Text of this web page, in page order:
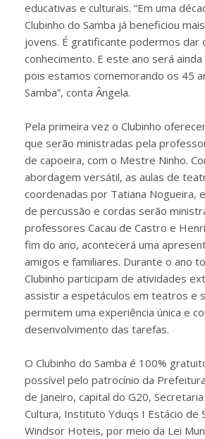
educativas e culturais. “Em uma
Clubinho do Samba já beneficiou
jovens. É gratificante podermos dar
conhecimento. E este ano será
pois estamos comemorando os 45
Samba”, conta Ângela.
Pela primeira vez o Clubinho
que serão ministradas pela
de capoeira, com o Mestre Ninho.
abordagem versátil, as aulas de
coordenadas por Tatiana Nogueira,
de percussão e cordas serão
professores Cacau de Castro e
fim do ano, acontecerá uma
amigos e familiares. Durante o ano
Clubinho participam de atividades
assistir a espetáculos em teatros e
permitem uma experiência única e
desenvolvimento das tarefas.
O Clubinho do Samba é 100%
possível pelo patrocínio da
de Janeiro, capital do G20,
Cultura, Instituto Yduqs I Estácio de
Windsor Hoteis, por meio da Lei